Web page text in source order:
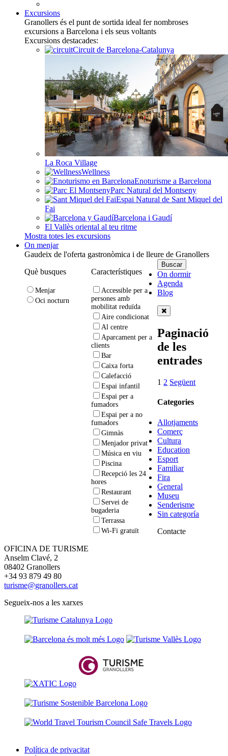
Excursions
Granollers és el punt de sortida ideal fer nombroses
excursions a Barcelona i els seus voltants
Excursions destacades:
Circuit de Barcelona-Catalunya
La Roca Village
Wellness
Enoturisme a Barcelona
Parc Natural del Montseny
Espai Natural de Sant Miquel del
Fai
Barcelona i Gaudí
El Vallès oriental al teu ritme
Mostra totes les excursions
On menjar
Gaudeix de l'oferta gastronòmica i de lleure de Granollers
Què busques
Menjar
Oci nocturn
Característiques
Accessible per a
persones amb
mobilitat reduïda
Aire condicionat
Al centre
Aparcament per a
clients
Bar
Caixa forta
Calefacció
Espai infantil
Espai per a
fumadors
Espai per a no
fumadors
Gimnàs
Menjador privat
Música en viu
Piscina
Recepció les 24
hores
Restaurant
Servei de
bugaderia
Terrassa
Wi-Fi gratuït
On dormir
Agenda
Blog
Paginació
de les
entrades
1 2 Següent
Categories
Allotjaments
Comerç
Cultura
Education
Esport
Familiar
Fira
General
Museu
Senderisme
Sin categoría
Contacte
OFICINA DE TURISME
Anselm Clavé, 2
08402 Granollers
+34 93 879 49 80
turisme@granollers.cat
Segueix-nos a les xarxes
Política de privacitat